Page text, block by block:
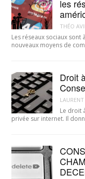
les
THÉO
Les réseaux sociaux
nouveaux moyens de
Droit
Le droit
privée sur internet. Il